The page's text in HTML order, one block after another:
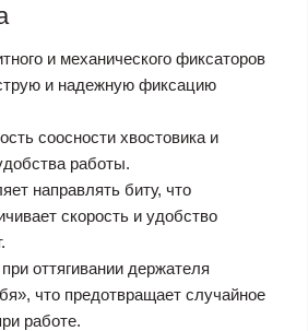
и механического фиксаторов
и надежную фиксацию
соосности хвостовика и
работы.
направлять биту, что
скорость и удобство
оттягивании держателя
что предотвращает случайное
работе.